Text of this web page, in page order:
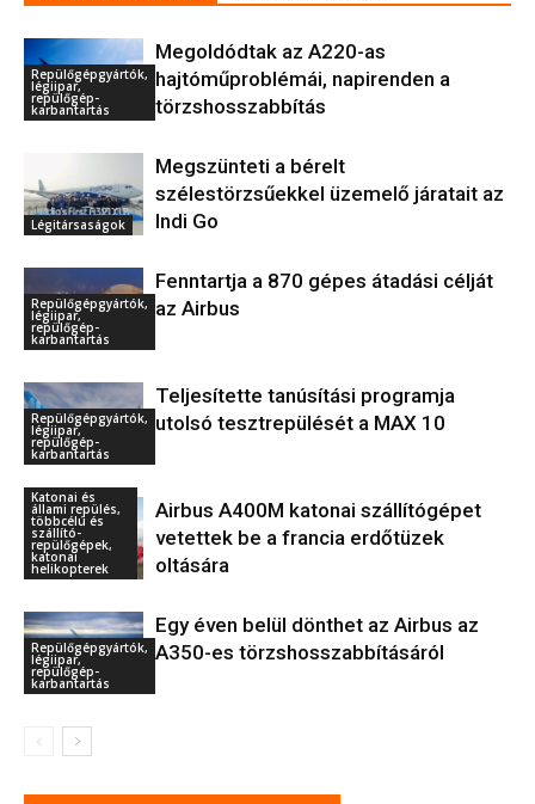
Repülőgépgyártók,
légiipar,
repülőgép-
karbantartás
Megoldódtak az A220-as
hajtóműproblémái, napirenden a
törzshosszabbítás
Légitársaságok
Megszünteti a bérelt
szélestörzsűekkel üzemelő járatait az
Indi Go
Repülőgépgyártók,
légiipar,
repülőgép-
karbantartás
Fenntartja a 870 gépes átadási célját
az Airbus
Repülőgépgyártók,
légiipar,
repülőgép-
karbantartás
Teljesítette tanúsítási programja
utolsó tesztrepülését a MAX 10
Katonai és
állami repülés,
többcélú és
szállító-
repülőgépek,
katonai
helikopterek
Airbus A400M katonai szállítógépet
vetettek be a francia erdőtüzek
oltására
Repülőgépgyártók,
légiipar,
repülőgép-
karbantartás
Egy éven belül dönthet az Airbus az
A350-es törzshosszabbításáról